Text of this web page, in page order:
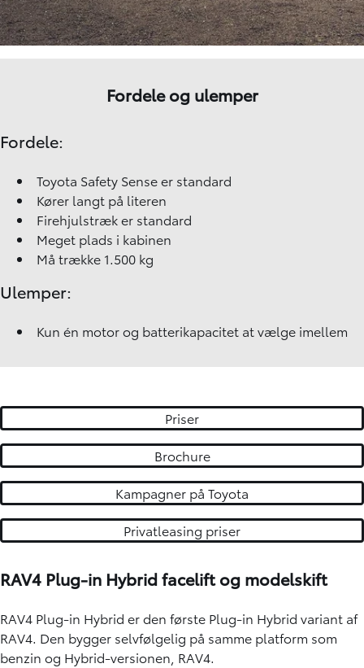
Fordele og ulemper
Fordele:
Toyota Safety Sense er standard
Kører langt på literen
Firehjulstræk er standard
Meget plads i kabinen
Må trække 1.500 kg
Ulemper:
Kun én motor og batterikapacitet at vælge imellem
Priser
Brochure
Kampagner på Toyota
Privatleasing priser
RAV4 Plug-in Hybrid facelift og modelskift
RAV4 Plug-in Hybrid er den første Plug-in Hybrid variant af
RAV4. Den bygger selvfølgelig på samme platform som
benzin og Hybrid-versionen, RAV4.